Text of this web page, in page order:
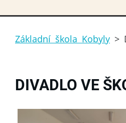
Základní škola Kobyly >
DIVADLO VE